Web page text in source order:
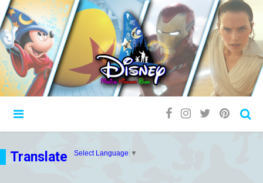
Translate Select Language ▼